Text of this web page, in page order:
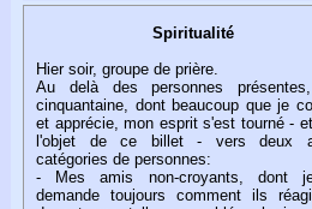
Spiritualité
Hier soir, groupe de prière.
Au delà des personnes
cinquantaine, dont beaucoup que je
et apprécie, mon esprit s'est tourné -
l'objet de ce billet - vers deux
catégories de personnes:
- Mes amis non-croyants, dont
demande toujours comment ils